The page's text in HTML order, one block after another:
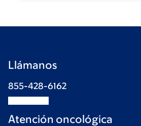
Llámanos
855-428-6162
Atención oncológica